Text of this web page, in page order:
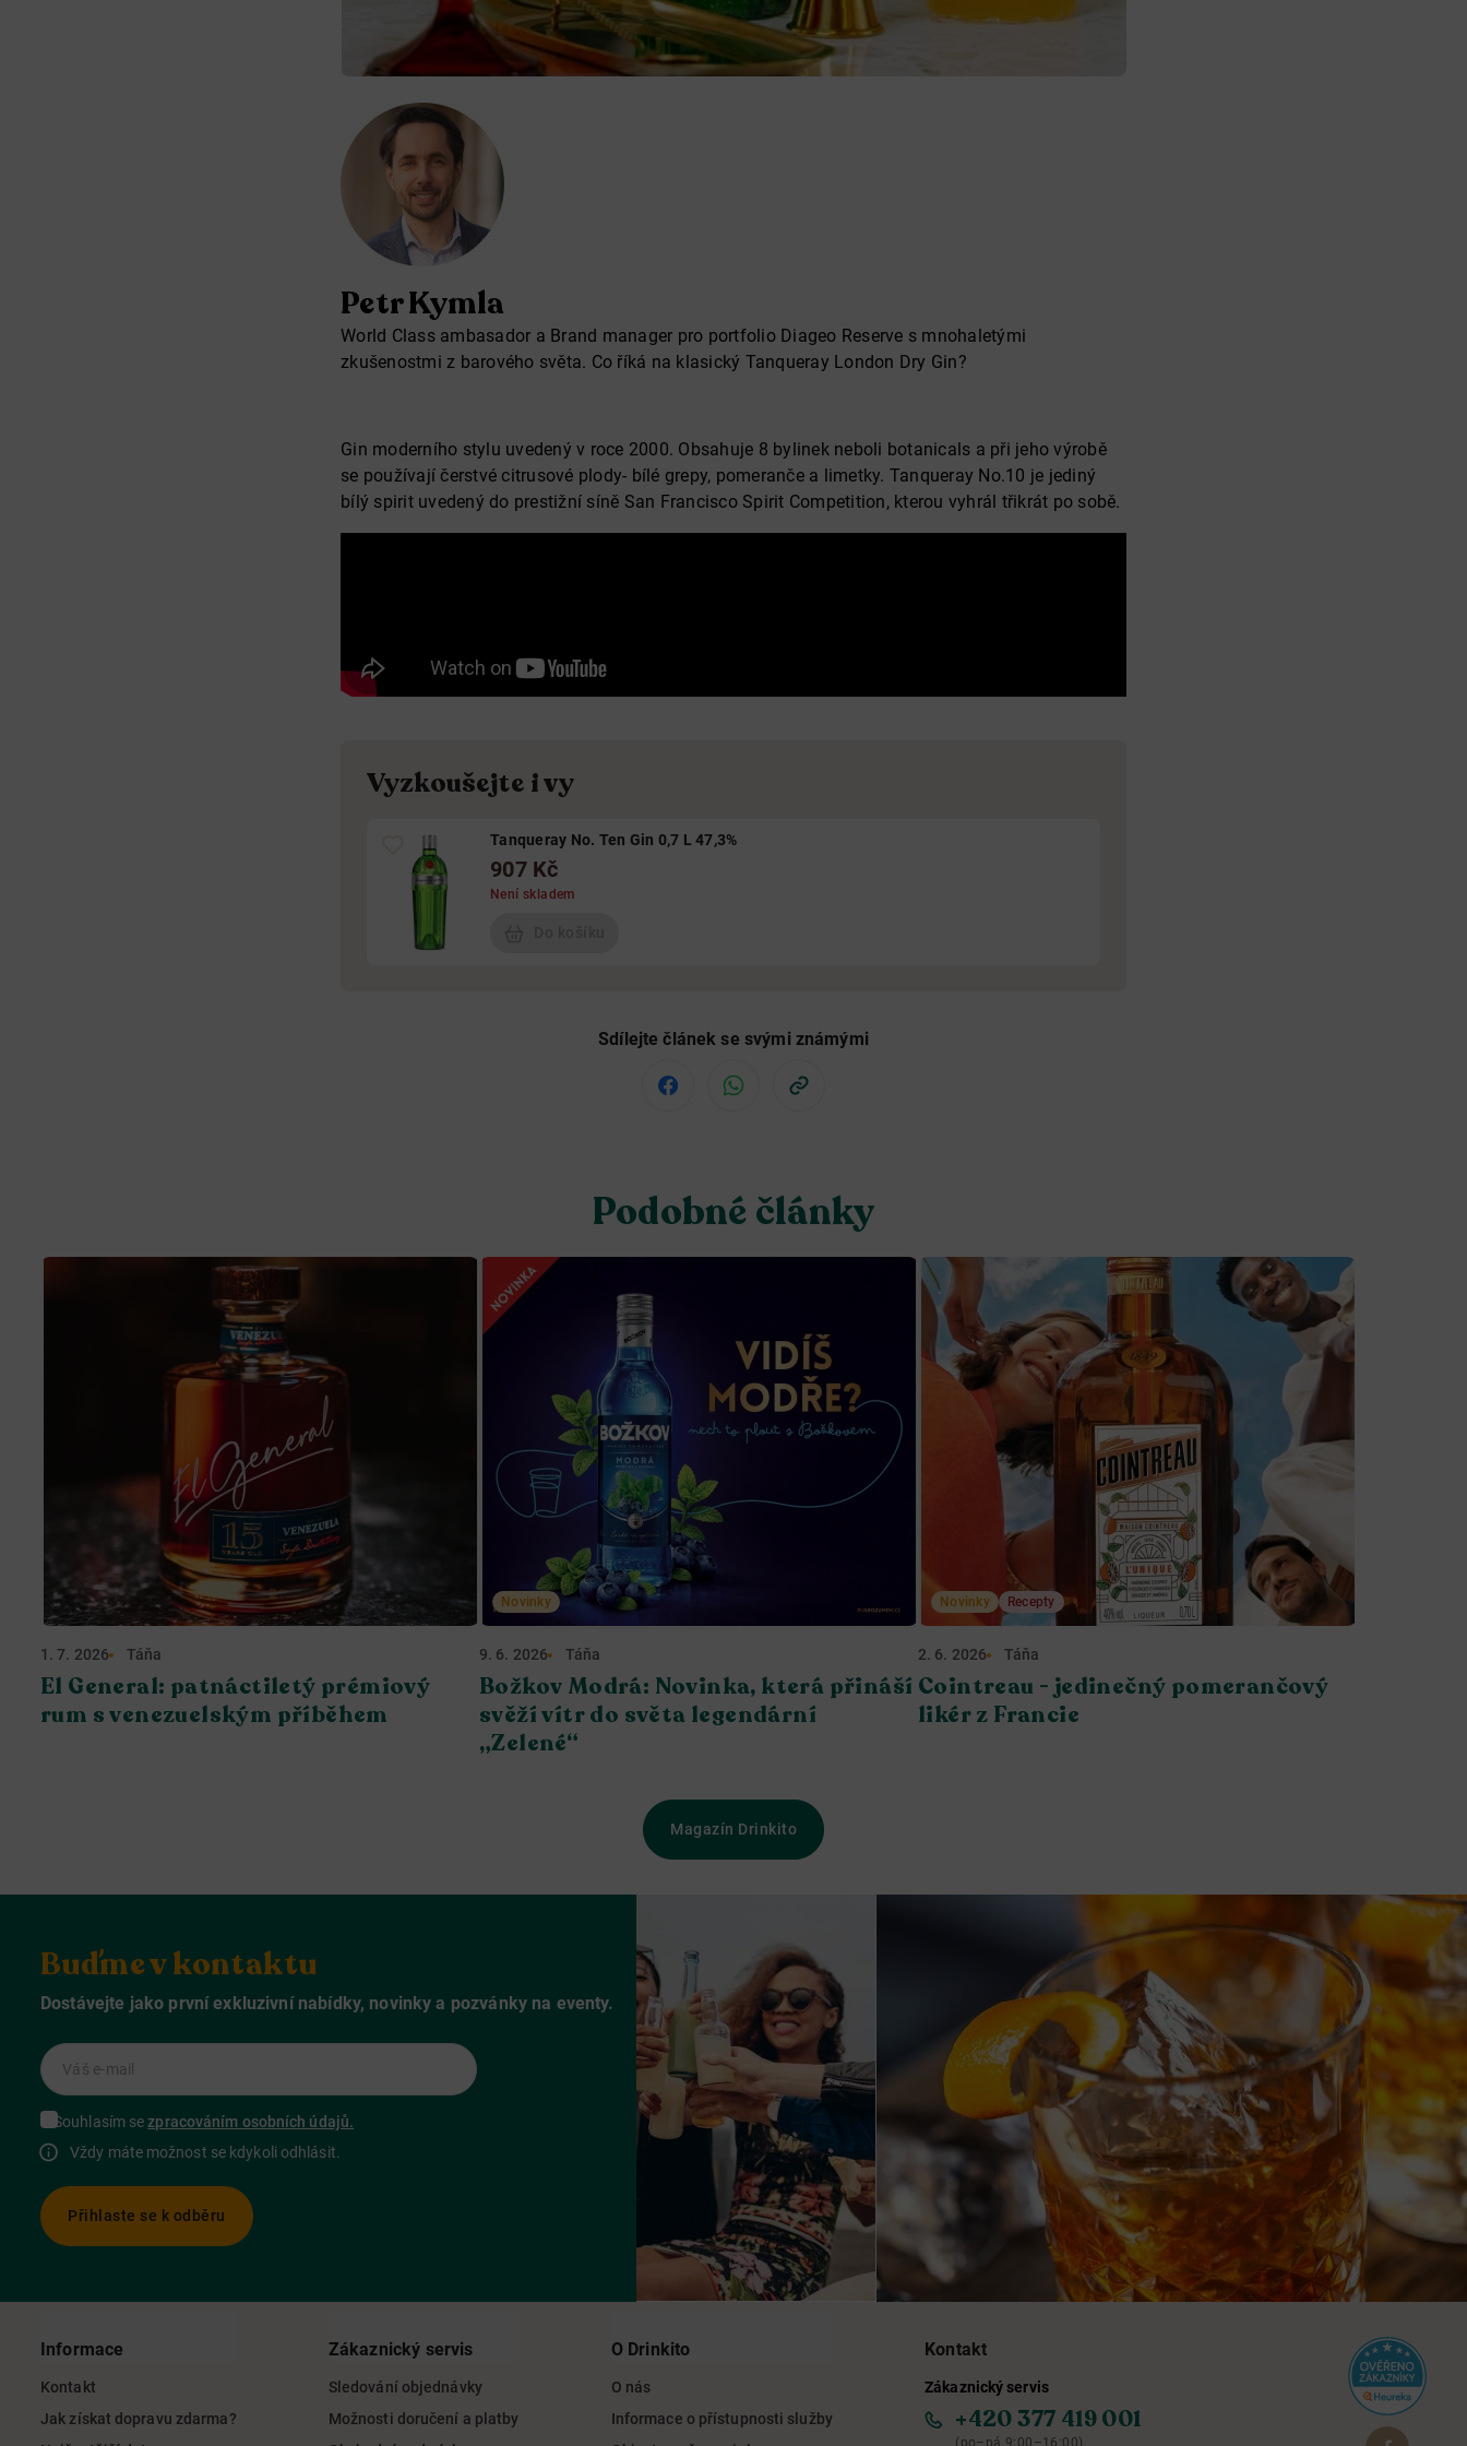
Petr Kymla
World Class ambasador a Brand manager pro portfolio Diageo Reserve s mnohaletými
zkušenostmi z barového světa. Co říká na klasický Tanqueray London Dry Gin?
Gin moderního stylu uvedený v roce 2000. Obsahuje 8 bylinek neboli botanicals a při jeho výrobě
se používají čerstvé citrusové plody- bílé grepy, pomeranče a limetky. Tanqueray No.10 je jediný
bílý spirit uvedený do prestižní síně San Francisco Spirit Competition, kterou vyhrál třikrát po sobě.
Vyzkoušejte i vy
Tanqueray No. Ten Gin 0,7 L 47,3%
907 Kč
Není skladem
Sdílejte článek se svými známými
Podobné články
1. 7. 2026 Táňa
El General: patnáctiletý prémiový
rum s venezuelským příběhem
Novinky
9. 6. 2026 Táňa
Božkov Modrá: Novinka, která přináší
svěží vítr do světa legendární
„Zelené“
Novinky Recepty
2. 6. 2026 Táňa
Cointreau - jedinečný pomerančový
likér z Francie
Magazín Drinkito
Buďme v kontaktu
Dostávejte jako první exkluzivní nabídky, novinky a pozvánky na eventy.
Váš e-mail
Souhlasím sezpracováním osobních údajů.
Vždy máte možnost se kdykoli odhlásit.
Přihlaste se k odběru
Informace
Kontakt
Jak získat dopravu zdarma?
Zákaznický servis
Sledování objednávky
Možnosti doručení a platby
O Drinkito
O nás
Informace o přístupnosti služby
Kontakt
Zákaznický servis
+420 377 419 001
(po–pá 9:00–16:00)